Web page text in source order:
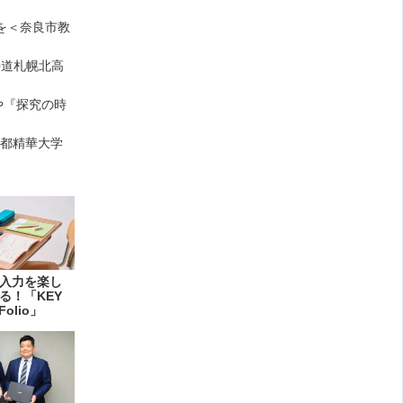
＜奈良市教
札幌北高
探究の時
精華大学
力を楽し
！「KEY
」